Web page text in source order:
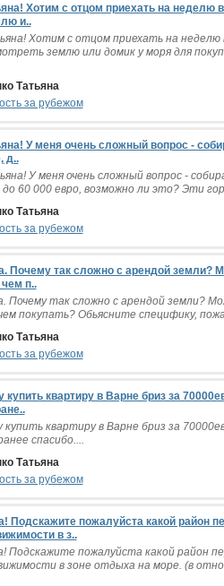
Хотим с отцом приехать на неделю
и..
Хотим с отцом приехать на неделю
землю или домик у моря для
Татьяна
за рубежом
У меня очень сложный вопрос -
д..
У меня очень сложный вопрос -
до 60 000 евро, возможно ли это? Эти
Татьяна
за рубежом
Почему так сложно с арендой земли?
п..
Почему так сложно с арендой земли?
покупать? Обьясните специфику,
Татьяна
за рубежом
купить квартиру в Варне бриз за
купить квартиру в Варне бриз за
спасибо....
Татьяна
за рубежом
Подскажите пожалуйста какой район
в з..
Подскажите пожалуйста какой район
в зоне отдыха на море. (в